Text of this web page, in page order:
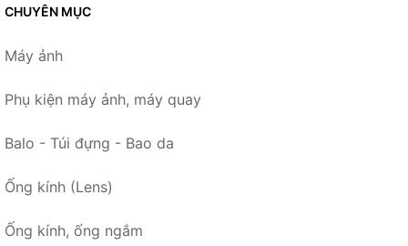
CHUYÊN MỤC
Máy ảnh
Phụ kiện máy ảnh, máy quay
Balo - Túi đựng - Bao da
Ống kính (Lens)
Ống kính, ống ngắm